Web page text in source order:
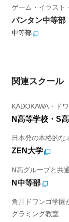
ゲーム・イラスト
バンタン中等部
中等部
関連スクール
KADOKAWA・ド
N高等学校・S
日本発の本格的な
ZEN大学
N高グループと共
N中等部
角川ドワンゴ学園
グラミング教室